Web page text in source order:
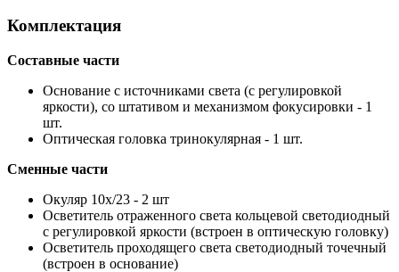
Комплектация
Составные части
Основание с источниками света (с регулировкой
яркости), со штативом и механизмом фокусировки - 1
шт.
Оптическая головка тринокулярная - 1 шт.
Сменные части
Окуляр 10х/23 - 2 шт
Осветитель отраженного света кольцевой светодиодный
с регулировкой яркости (встроен в оптическую головку)
Осветитель проходящего света светодиодный точечный
(встроен в основание)